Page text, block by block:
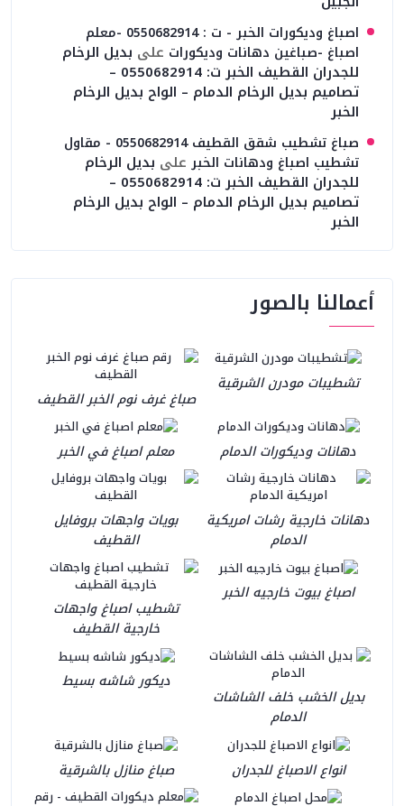
اصباغ وديكورات الخبر - ت : 0550682914 -معلم
اصباغ -صباغين دهانات وديكورات على بديل الرخام
للجدران القطيف الخبر ت: 0550682914 –
تصاميم بديل الرخام الدمام – الواح بديل الرخام
الخبر
صباغ تشطيب شقق القطيف 0550682914 - مقاول
تشطيب اصباغ ودهانات الخبر على بديل الرخام
للجدران القطيف الخبر ت: 0550682914 –
تصاميم بديل الرخام الدمام – الواح بديل الرخام
الخبر
أعمالنا بالصور
تشطيبات مودرن الشرقية
صباغ غرف نوم الخبر القطيف
دهانات وديكورات الدمام معلم اصباغ في الخبر
دهانات خارجية رشات امريكية
الدمام
بويات واجهات بروفايل
القطيف
اصباغ بيوت خارجيه الخبر
تشطيب اصباغ واجهات
خارجية القطيف
بديل الخشب خلف الشاشات
الدمام
ديكور شاشه بسيط
انواع الاصباغ للجدران صباغ منازل بالشرقية